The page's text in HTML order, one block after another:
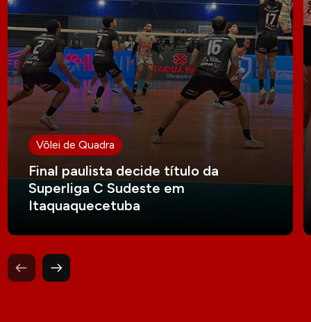
Vôlei de Quadra
Final paulista decide título da
Superliga C Sudeste em
Itaquaquecetuba